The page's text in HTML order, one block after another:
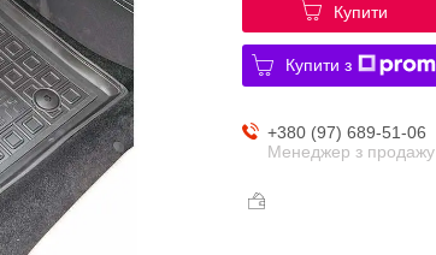
Купити
Купити з
+380 (97) 689-51-06
Менеджер з продажу